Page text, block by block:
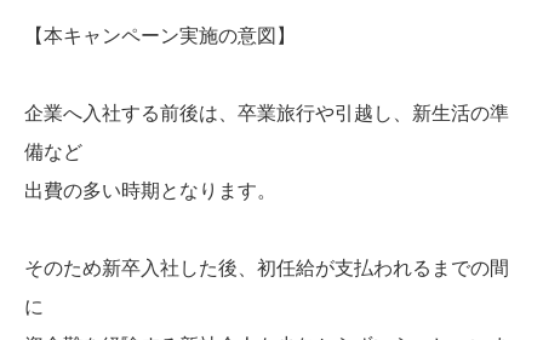
【本キャンペーン実施の意図】
企業へ入社する前後は、卒業旅行や引越し、新生活の準
備など
出費の多い時期となります。
そのため新卒入社した後、初任給が支払われるまでの間
に